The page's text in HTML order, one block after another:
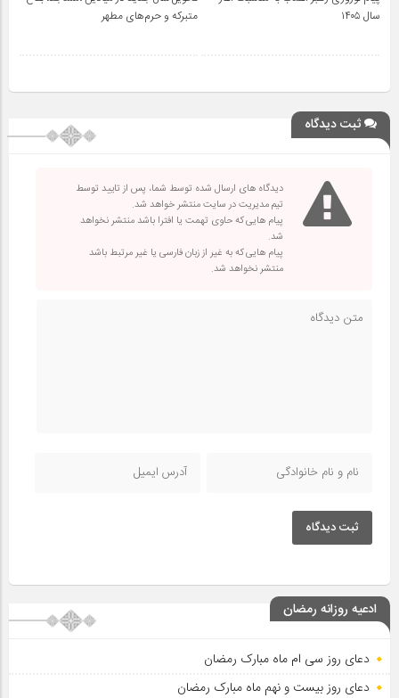
سال ۱۴۰۵
متبرکه‌ و حرم‌های‌ مطهر
ثبت دیدگاه
دیدگاه های ارسال شده توسط شما، پس از تایید توسط
تیم مدیریت در سایت منتشر خواهد شد.
پیام هایی که حاوی تهمت یا افترا باشد منتشر نخواهد
شد.
پیام هایی که به غیر از زبان فارسی یا غیر مرتبط باشد
منتشر نخواهد شد.
ثبت دیدگاه
ادعیه روزانه رمضان
دعای روز سی ام ماه مبارک رمضان
دعای روز بیست و نهم ماه مبارک رمضان